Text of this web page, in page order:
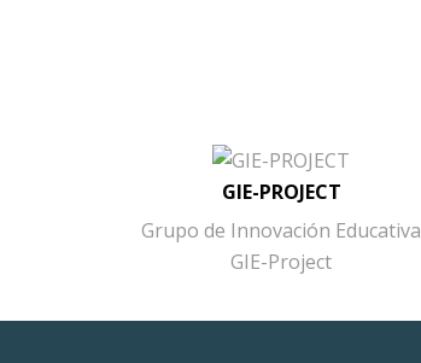
GIE-PROJECT
Grupo de Innovación Educativa
GIE-Project